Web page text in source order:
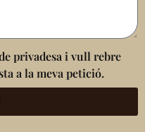
privadesa i vull rebre
a la meva petició.